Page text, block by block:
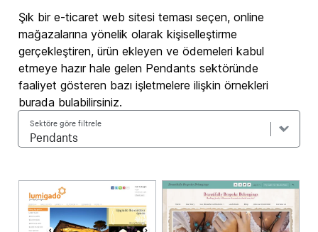
Şık bir e-ticaret web sitesi teması seçen, online
mağazalarına yönelik olarak kişiselleştirme
gerçekleştiren, ürün ekleyen ve ödemeleri kabul
etmeye hazır hale gelen Pendants sektöründe
faaliyet gösteren bazı işletmelere ilişkin örnekleri
burada bulabilirsiniz.
Sektöre göre filtrele